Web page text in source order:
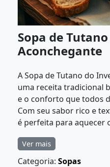
Sopa de
Aconchegante
A Sopa de Tutano do
uma receita tradicional
e o conforto que todos
Com seu sabor rico e
é perfeita para aquecer
Ver mais
Categoria: Sopas